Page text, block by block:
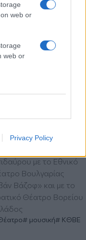
web or
web or
Privacy Policy
σήμερα
της Κυριακής
για τις
του
με το Εθνικό
Βουλγαρίας
Βάζοφ» και με το
Θέατρο Βορείου
μουσική ΚΘΒΕ